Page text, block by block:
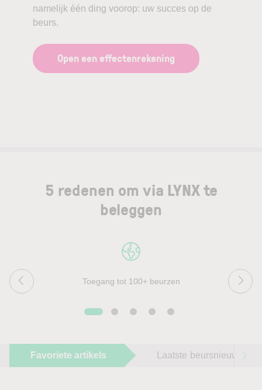
namelijk één ding voorop: uw succes op de
beurs.
Open een effectenrekening
5 redenen om via LYNX te
beleggen
Toegang tot 100+ beurzen
Favoriete artikels Laatste beursnieuws